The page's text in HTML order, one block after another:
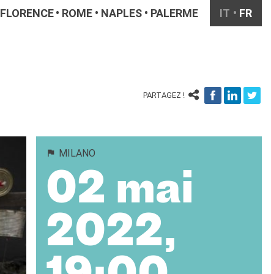
FLORENCE ROME NAPLES PALERME IT FR
PARTAGEZ !
MILANO
02 mai
2022,